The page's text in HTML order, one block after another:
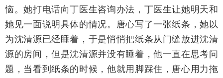
恼。她打电话向丁医生咨询办法，丁医生让她明天和
她见一面说明具体的情况。唐心写了一张纸条，她以
为沈清源已经睡着，于是悄悄把纸条从门缝放进沈清
源的房间，但是沈清源并没有睡着，他一直在思考问
题，当看到纸条的时候，他就用脚踩住，唐心用力拖